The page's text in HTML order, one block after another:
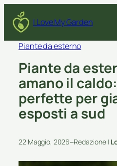
I Love My Garden
Piante da esterno
Piante da
amano il
perfette per
esposti a sud
22 Maggio, 2026–RedazioneI